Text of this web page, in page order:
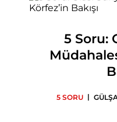
5 Soru:
5 SORU |